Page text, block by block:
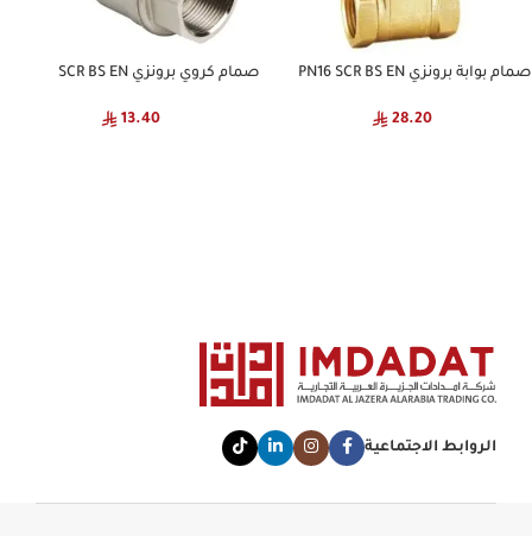
صمام بوابة برونزي PN16 SCR BS EN
28.20
صمام كروي برونزي SCR BS EN
13.40
الروابط الاجتماعية